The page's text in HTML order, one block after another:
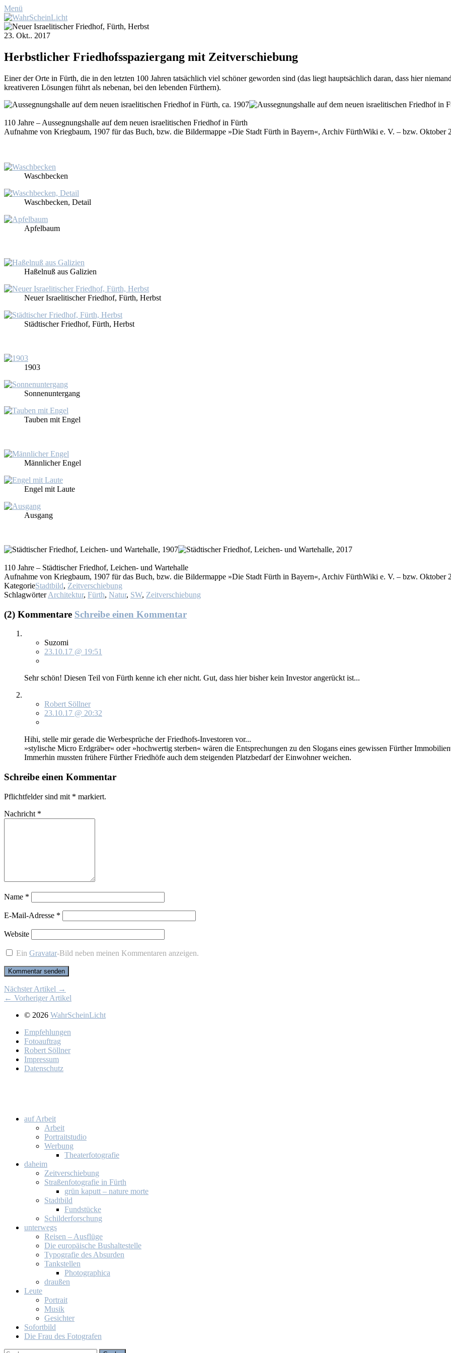
Menü
23. Okt.. 2017
Herbst­li­cher Fried­hofs­spa­zier­gang mit Zeit­ver­schie­bung
Ei­ner der Or­te in Fürth, die in den letz­ten 100 Jah­ren tat­säch­lich viel schö­ner ge­wor­den sind (das liegt haupt­säch­lich dar­an, dass hier
krea­ti­ve­ren Lö­sun­gen führt als ne­ben­an, bei den le­ben­den Für­thern).
110 Jah­re – Aus­seg­nungs­hal­le auf dem neu­en is­rae­li­ti­schen Fried­hof in Fürth
Auf­nah­me von Krieg­baum, 1907 für das Buch, bzw. die Bil­der­map­pe »Die Stadt Fürth in Bay­ern«, Ar­chiv Für­thWi­ki e. V. – bzw. Ok­to­ber
Wasch­be­cken
Wasch­be­cken, De­tail
Ap­fel­baum
Haßel­nuß aus Ga­li­zi­en
Neu­er Is­rae­li­ti­scher Fried­hof, Fürth, Herbst
Städ­ti­scher Fried­hof, Fürth, Herbst
1903
Son­nen­un­ter­gang
Tau­ben mit En­gel
Männ­li­cher En­gel
En­gel mit Lau­te
Aus­gang
110 Jah­re – Städ­ti­scher Fried­hof, Lei­chen- und War­te­hal­le
Auf­nah­me von Krieg­baum, 1907 für das Buch, bzw. die Bil­der­map­pe »Die Stadt Fürth in Bay­ern«, Ar­chiv Für­thWi­ki e. V. – bzw. Ok­to­ber
KategorieStadtbild, Zeitverschiebung
Schlagwörter Architektur, Fürth, Natur, SW, Zeitverschiebung
(2) Kommentare Schreibe einen Kommentar
Suzomi
23.10.17 @ 19:51
Sehr schön! Die­sen Teil von Fürth ken­ne ich eher nicht. Gut, dass hier bis­her kein In­ves­tor an­ge­rückt ist...
Robert Söllner
23.10.17 @ 20:32
Hihi, stel­le mir ge­ra­de die Wer­be­sprü­che der Fried­hofs-In­ves­to­ren vor...
»sty­li­sche Mi­cro Erd­grä­ber« oder »hoch­wer­tig ster­ben« wä­ren die Ent­spre­chun­gen zu den Slo­gans ei­nes ge­wis­sen Für­ther
Im­mer­hin muss­ten frü­he­re Für­ther Fried­hö­fe auch dem stei­gen­den Platz­be­darf der Ein­woh­ner wei­chen.
Schreibe einen Kommentar
Pflichtfelder sind mit * markiert.
Nachricht *
Name *
E-Mail-Adresse *
Website
EinGravatar-Bild neben meinen Kommentaren anzeigen.
Nächster Artikel →
← Vorheriger Artikel
© 2026 WahrScheinLicht
Emp­feh­lun­gen
Fo­to­auf­trag
Ro­bert Söll­ner
Im­pres­sum
Da­ten­schutz
auf Ar­beit
Ar­beit
Por­trait­stu­dio
Wer­bung
Thea­ter­fo­to­gra­fie
da­heim
Zeit­ver­schie­bung
Stra­ßen­fo­to­gra­fie in Fürth
grün ka­putt – na­tu­re mor­te
Stadt­bild
Fund­stü­cke
Schil­der­for­schung
un­ter­wegs
Rei­sen – Aus­flü­ge
Die eu­ro­päi­sche Bus­hal­te­stel­le
Ty­po­gra­fie des Ab­sur­den
Tank­stel­len
Pho­to­gra­phi­ca
drau­ßen
Leu­te
Por­trait
Mu­sik
Ge­sich­ter
So­fort­bild
Die Frau des Fo­to­gra­fen